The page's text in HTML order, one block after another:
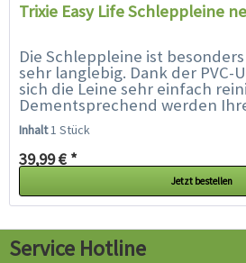
Trixie Easy Life Schleppleine
Die Schleppleine ist
sehr langlebig. Dank der PVC-
sich die Leine sehr einfach
Dementsprechend werden
werden dementsprechend
noch...
Inhalt1 Stück
39,99 € *
Jetzt bestellen
Service Hotline